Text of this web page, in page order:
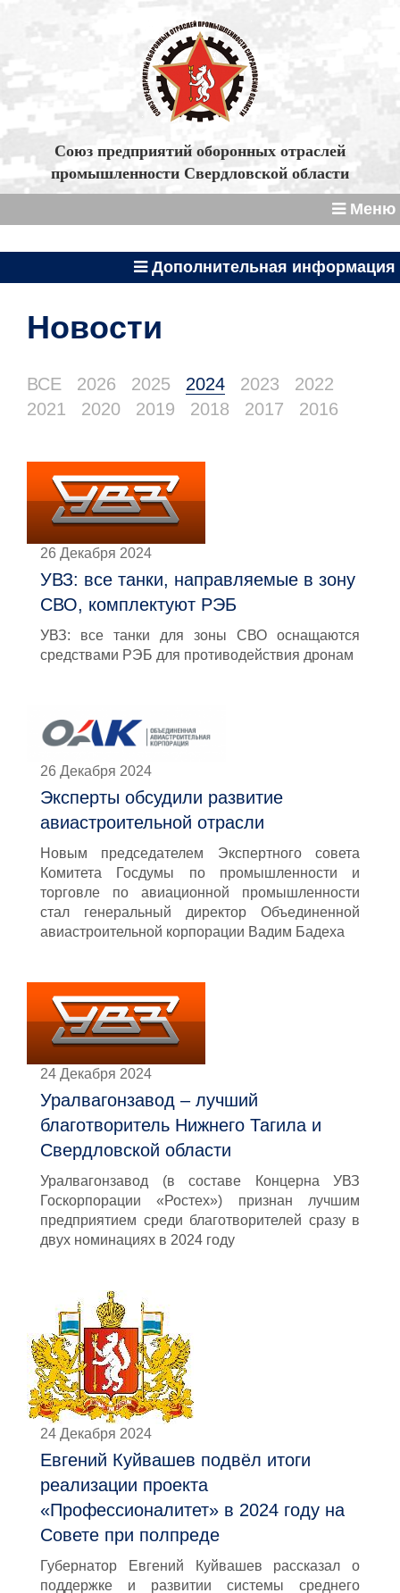
Союз предприятий оборонных отраслей
промышленности Свердловской области
Меню
Дополнительная информация
Новости
ВСЕ 2026 2025 2024 2023
2022
2021
2020 2019 2018 2017 2016
26 Декабря 2024
УВЗ: все танки, направляемые в зону
СВО, комплектуют РЭБ
УВЗ: все танки для зоны СВО оснащаются
средствами РЭБ для противодействия дронам
26 Декабря 2024
Эксперты обсудили развитие
авиастроительной отрасли
Новым председателем Экспертного совета
Комитета Госдумы по промышленности и
торговле по авиационной промышленности
стал генеральный директор Объединенной
авиастроительной корпорации Вадим Бадеха
24 Декабря 2024
Уралвагонзавод – лучший
благотворитель Нижнего Тагила и
Свердловской области
Уралвагонзавод (в составе Концерна УВЗ
Госкорпорации «Ростех») признан лучшим
предприятием среди благотворителей сразу в
двух номинациях в 2024 году
24 Декабря 2024
Евгений Куйвашев подвёл итоги
реализации проекта
«Профессионалитет» в 2024 году на
Совете при полпреде
Губернатор Евгений Куйвашев рассказал о
поддержке и развитии системы среднего